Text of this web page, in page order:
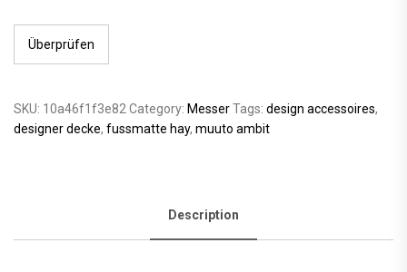
Überprüfen
SKU: 10a46f1f3e82 Category: MesserTags: design accessoires,
designer decke, fussmatte hay, muuto ambit
Description